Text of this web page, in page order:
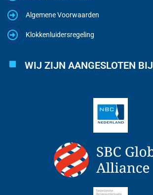
Algemene Voorwaarden
Klokkenluidersregeling
WIJ ZIJN AANGESLOTEN BIJ